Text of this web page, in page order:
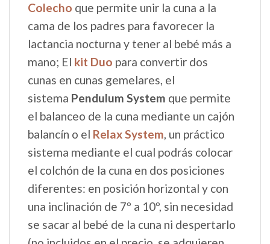
Colecho que permite unir la cuna a la
cama de los padres para favorecer la
lactancia nocturna y tener al bebé más a
mano; El kit Duo para convertir dos
cunas en cunas gemelares, el
sistema Pendulum System que permite
el balanceo de la cuna mediante un cajón
balancín o el Relax System, un práctico
sistema mediante el cual podrás colocar
el colchón de la cuna en dos posiciones
diferentes: en posición horizontal y con
una inclinación de 7º a 10º, sin necesidad
se sacar al bebé de la cuna ni despertarlo